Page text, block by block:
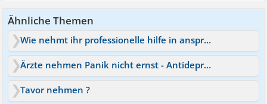
Ähnliche Themen
Wie nehmt ihr professionelle hilfe in anspruch?
Ärzte nehmen Panik nicht ernst - Antidepressiva nehmen?
Tavor nehmen ?